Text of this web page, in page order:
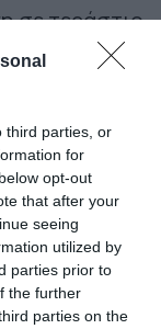
third parties, or
for
opt-out
that after your
seeing
utilized by
parties prior to
the further
parties on the
σε τεράστιο
60% της
ο
ελληνικών